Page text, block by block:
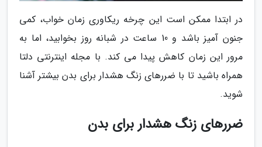
در ابتدا ممکن است این چرخه ریکاوری زمان خواب، کمی
جنون آمیز باشد و 10 ساعت در شبانه روز بخوابید، اما به
مرور این زمان کاهش پیدا می کند. با مجله اینترنتی دلتا
همراه باشید تا با ضررهای زنگ هشدار برای بدن بیشتر آشنا
شوید.
ضررهای زنگ هشدار برای بدن